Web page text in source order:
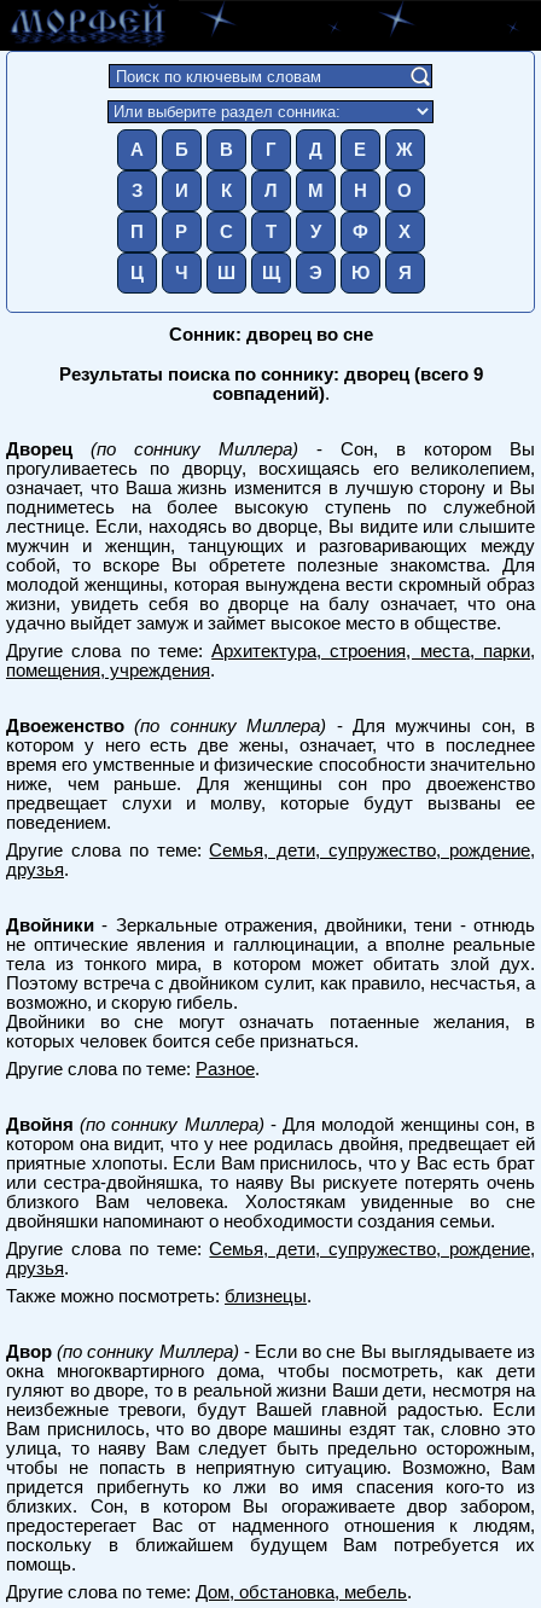
А Б В Г Д Е Ж
З И К Л М Н О
П Р С Т У Ф Х
Ц Ч Ш Щ Э Ю Я
Сонник: дворец во сне
Результаты поиска по соннику: дворец (всего 9
совпадений).
Дворец (по соннику Миллера) - Сон, в котором Вы
прогуливаетесь по дворцу, восхищаясь его великолепием,
означает, что Ваша жизнь изменится в лучшую сторону и Вы
подниметесь на более высокую ступень по служебной
лестнице. Если, находясь во дворце, Вы видите или слышите
мужчин и женщин, танцующих и разговаривающих между
собой, то вскоре Вы обретете полезные знакомства. Для
молодой женщины, которая вынуждена вести скромный образ
жизни, увидеть себя во дворце на балу означает, что она
удачно выйдет замуж и займет высокое место в обществе.
Другие слова по теме:Архитектура, строения, места, парки,
помещения, учреждения.
Двоеженство (по соннику Миллера) - Для мужчины сон, в
котором у него есть две жены, означает, что в последнее
время его умственные и физические способности значительно
ниже, чем раньше. Для женщины сон про двоеженство
предвещает слухи и молву, которые будут вызваны ее
поведением.
Другие слова по теме:Семья, дети, супружество, рождение,
друзья.
Двойники - Зеркальные отражения, двойники, тени - отнюдь
не оптические явления и галлюцинации, а вполне реальные
тела из тонкого мира, в котором может обитать злой дух.
Поэтому встреча с двойником сулит, как правило, несчастья, а
возможно, и скорую гибель.
Двойники во сне могут означать потаенные желания, в
которых человек боится себе признаться.
Другие слова по теме: Разное.
Двойня (по соннику Миллера) - Для молодой женщины сон, в
котором она видит, что у нее родилась двойня, предвещает ей
приятные хлопоты. Если Вам приснилось, что у Вас есть брат
или сестра-двойняшка, то наяву Вы рискуете потерять очень
близкого Вам человека. Холостякам увиденные во сне
двойняшки напоминают о необходимости создания семьи.
Другие слова по теме:Семья, дети, супружество, рождение,
друзья.
Также можно посмотреть: близнецы.
Двор (по соннику Миллера) - Если во сне Вы выглядываете из
окна многоквартирного дома, чтобы посмотреть, как дети
гуляют во дворе, то в реальной жизни Ваши дети, несмотря на
неизбежные тревоги, будут Вашей главной радостью. Если
Вам приснилось, что во дворе машины ездят так, словно это
улица, то наяву Вам следует быть предельно осторожным,
чтобы не попасть в неприятную ситуацию. Возможно, Вам
придется прибегнуть ко лжи во имя спасения кого-то из
близких. Сон, в котором Вы огораживаете двор забором,
предостерегает Вас от надменного отношения к людям,
поскольку в ближайшем будущем Вам потребуется их
помощь.
Другие слова по теме: Дом, обстановка, мебель.